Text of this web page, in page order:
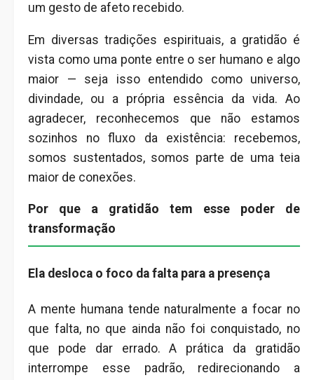
um gesto de afeto recebido.
Em diversas tradições espirituais, a gratidão é
vista como uma ponte entre o ser humano e algo
maior — seja isso entendido como universo,
divindade, ou a própria essência da vida. Ao
agradecer, reconhecemos que não estamos
sozinhos no fluxo da existência: recebemos,
somos sustentados, somos parte de uma teia
maior de conexões.
Por que a gratidão tem esse poder de
transformação
Ela desloca o foco da falta para a presença
A mente humana tende naturalmente a focar no
que falta, no que ainda não foi conquistado, no
que pode dar errado. A prática da gratidão
interrompe esse padrão, redirecionando a